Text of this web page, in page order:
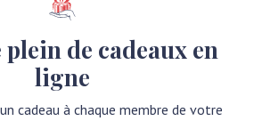
de cadeaux en
ligne
cadeau à chaque membre de votre